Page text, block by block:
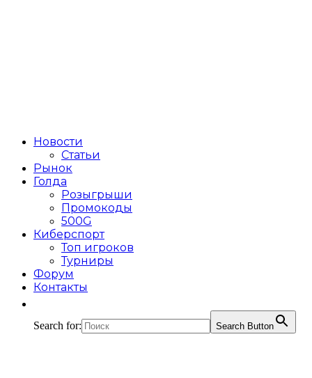
Новости
Статьи
Рынок
Голда
Розыгрыши
Промокоды
500G
Киберспорт
Топ игроков
Турниры
Форум
Контакты
Search for: Search Button